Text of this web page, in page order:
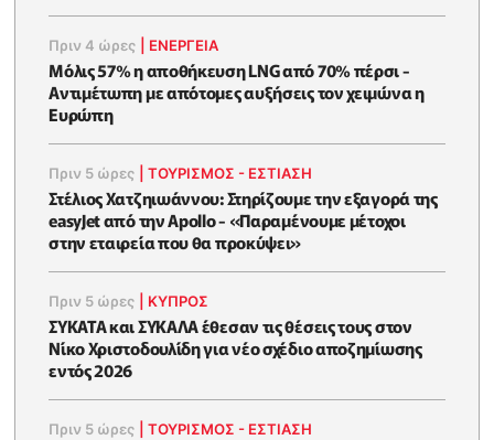
Πριν 4 ώρες ΕΝΈΡΓΕΙΑ
Μόλις 57% η αποθήκευση LNG από 70% πέρσι -
Αντιμέτωπη με απότομες αυξήσεις τον χειμώνα η
Ευρώπη
Πριν 5 ώρες |ΤΟΥΡΙΣΜΟΣ - ΕΣΤΙΑΣΗ
Στέλιος Χατζηιωάννου: Στηρίζουμε την εξαγορά της
easyJet από την Apollo - «Παραμένουμε μέτοχοι
στην εταιρεία που θα προκύψει»
Πριν 5 ώρες ΚΥΠΡΟΣ
ΣΥΚΑΤΑ και ΣΥΚΑΛΑ έθεσαν τις θέσεις τους στον
Νίκο Χριστοδουλίδη για νέο σχέδιο αποζημίωσης
εντός 2026
Πριν 5 ώρες |ΤΟΥΡΙΣΜΟΣ - ΕΣΤΙΑΣΗ